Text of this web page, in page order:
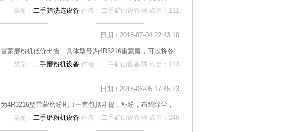
类别： 二手筛洗选设备 作者：二手矿山设备网 点击：111
日期：2018-07-04 22.43.10
蒙磨粉机低价出售，具体型号为4R3216雷蒙磨，可以将各
类别： 二手磨粉机设备 作者：二手矿山设备网 点击：143
日期：2018-06-05 17.45.23
4R3216型雷蒙磨粉机（一套包括斗提，积粉，布袋除尘，
类别： 二手磨粉机设备 作者：二手矿山设备网 点击：246